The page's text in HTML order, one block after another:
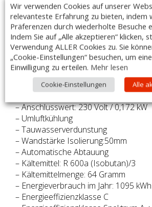
– Beschichteter Verdampfer für eine
Lebensdauer
– Höhenverstellbare Ausgleichsfüße
bis 200 mm
Technische Daten:
– Abmessungen (BxTxH): 2017 x
– Temperaturbereich von -/+0 °C bis
– Nutzinhalt Kühlung: 213 Liter
– Anschlusswert: 230 Volt / 0,172 kW
– Umluftkühlung
– Tauwasserverdunstung
– Wandstärke Isolierung:50mm
– Automatische Abtauung
– Kältemittel: R 600a (Isobutan)/3
– Kältemittelmenge: 64 Gramm
– Energieverbrauch im Jahr: 1095 kWh
– Energieeffizienzklasse C
Wir verwenden Cookies auf unserer
relevanteste Erfahrung zu bieten, indem
Präferenzen durch wiederholte Besuche
Indem Sie auf „Alle akzeptieren“ klicken,
Verwendung ALLER Cookies zu. Sie
„Cookie-Einstellungen“ besuchen, um
Einwilligung zu erteilen. Mehr lesen
Cookie-Einstellungen Alle